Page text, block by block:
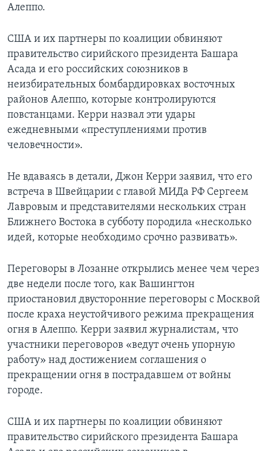
Алеппо.
США и их партнеры по коалиции обвиняют
правительство сирийского президента Башара
Асада и его российских союзников в
неизбирательных бомбардировках восточных
районов Алеппо, которые контролируются
повстанцами. Керри назвал эти удары
ежедневными «преступлениями против
человечности».
Не вдаваясь в детали, Джон Керри заявил, что его
встреча в Швейцарии с главой МИДа РФ Сергеем
Лавровым и представителями нескольких стран
Ближнего Востока в субботу породила «несколько
идей, которые необходимо срочно развивать».
Переговоры в Лозанне открылись менее чем через
две недели после того, как Вашингтон
приостановил двусторонние переговоры с Москвой
после краха неустойчивого режима прекращения
огня в Алеппо. Керри заявил журналистам, что
участники переговоров «ведут очень упорную
работу» над достижением соглашения о
прекращении огня в пострадавшем от войны
городе.
США и их партнеры по коалиции обвиняют
правительство сирийского президента Башара